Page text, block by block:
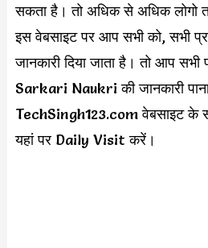
सकता है। तो अधिक से अधिक लोगो
इस वेबसाइट पर आप सभी को, सभी
जानकारी दिया जाता है। तो आप
Sarkari Naukri की जानकारी
TechSingh123.com वेबसाइट के
यहां पर Daily Visit करें।